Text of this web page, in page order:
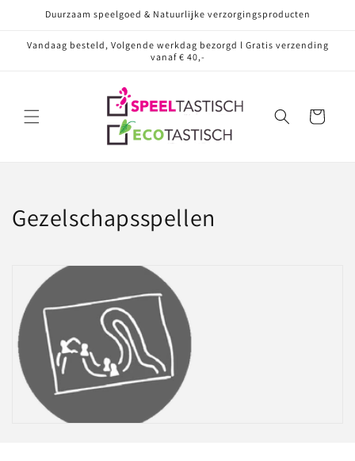
naar de
Duurzaam speelgoed & Natuurlijke verzorgingsproducten
Vandaag besteld, Volgende werkdag bezorgd l Gratis verzending
vanaf € 40,-
Winkelwagen
C
e
c
Gezelschapsspellen